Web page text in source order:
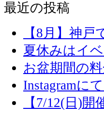
最近の投稿
【8月】神
夏休みはイ
お盆期間の
Instagramに
【7/12(日)